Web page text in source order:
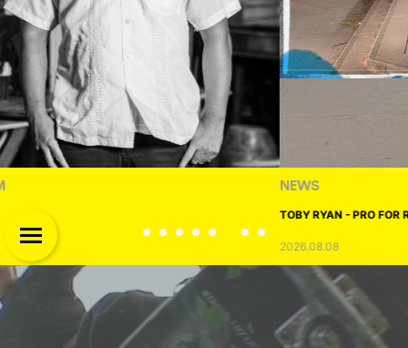
NEWS
2026.08.08